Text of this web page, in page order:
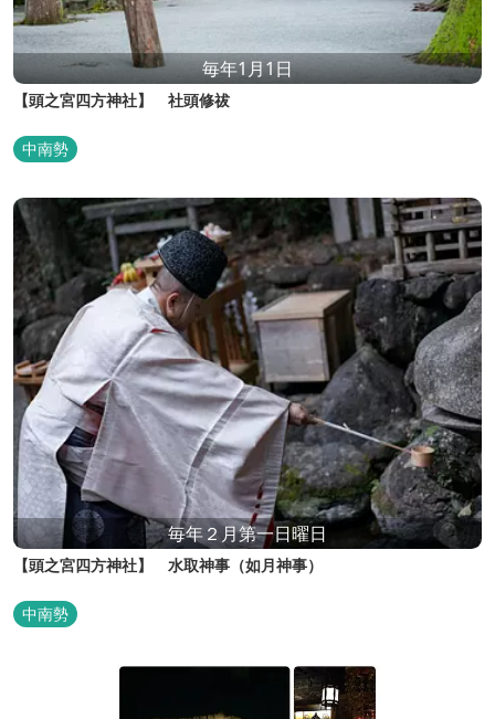
毎年1月1日
【頭之宮四方神社】 社頭修祓
中南勢
毎年２月第一日曜日
【頭之宮四方神社】 水取神事（如月神事）
中南勢